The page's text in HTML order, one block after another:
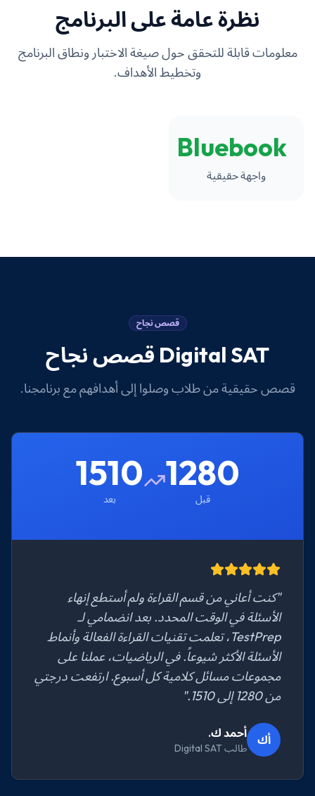
نظرة عامة على البرنامج
معلومات قابلة للتحقق حول صيغة الاختبار ونطاق البرنامج
وتخطيط الأهداف.
Bluebook
واجهة حقيقية
قصص نجاح
Digital SAT قصص نجاح
قصص حقيقية من طلاب وصلوا إلى أهدافهم مع برنامجنا.
1280
قبل
1510
بعد
"كنت أعاني من قسم القراءة ولم أستطع إنهاء
الأسئلة في الوقت المحدد. بعد انضمامي لـ
TestPrep، تعلمت تقنيات القراءة الفعالة وأنماط
الأسئلة الأكثر شيوعاً. في الرياضيات، عملنا على
مجموعات مسائل كلامية كل أسبوع. ارتفعت درجتي
من 1280 إلى 1510."
أك أحمد ك.
طالب Digital SAT